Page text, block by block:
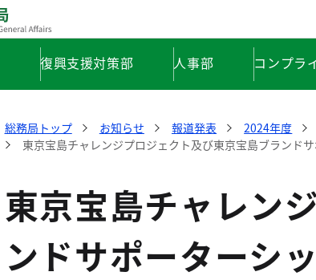
復興支援対策部 人事部 コンプラ
総務局トップ お知らせ 報道発表 2024年度
東京宝島チャレンジプロジェクト及び東京宝島ブランド
東京宝島チャレン
ンドサポーターシ